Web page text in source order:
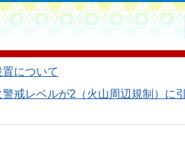
について
戒レベルが2（火山周辺規制）に